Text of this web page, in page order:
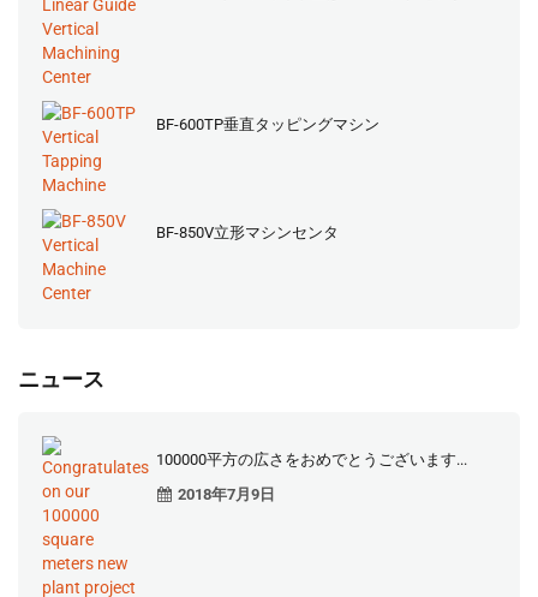
BF-600TP垂直タッピングマシン
BF-850V立形マシンセンタ
ニュース
100000平方の広さをおめでとうございます...
2018年7月9日